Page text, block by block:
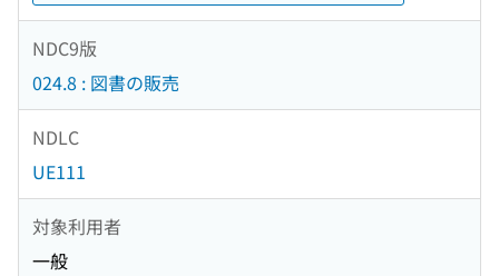
NDC9版
024.8 : 図書の販売
NDLC
UE111
対象利用者
一般